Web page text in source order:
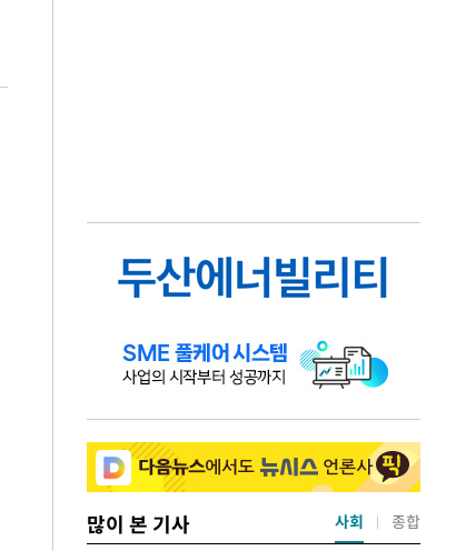
많이 본 기사 사회 종합